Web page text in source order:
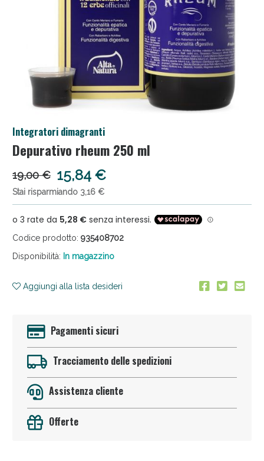
Integratori dimagranti
Depurativo rheum 250 ml
19,00 € 15,84 €
Stai risparmiando 3,16 €
Codice prodotto: 935408702
Disponibilità: In magazzino
Aggiungi alla lista desideri
Pagamenti sicuri
Tracciamento delle spedizioni
Assistenza cliente
Offerte
Anticellulite e Fanghi: Sconto fino al 40% valido